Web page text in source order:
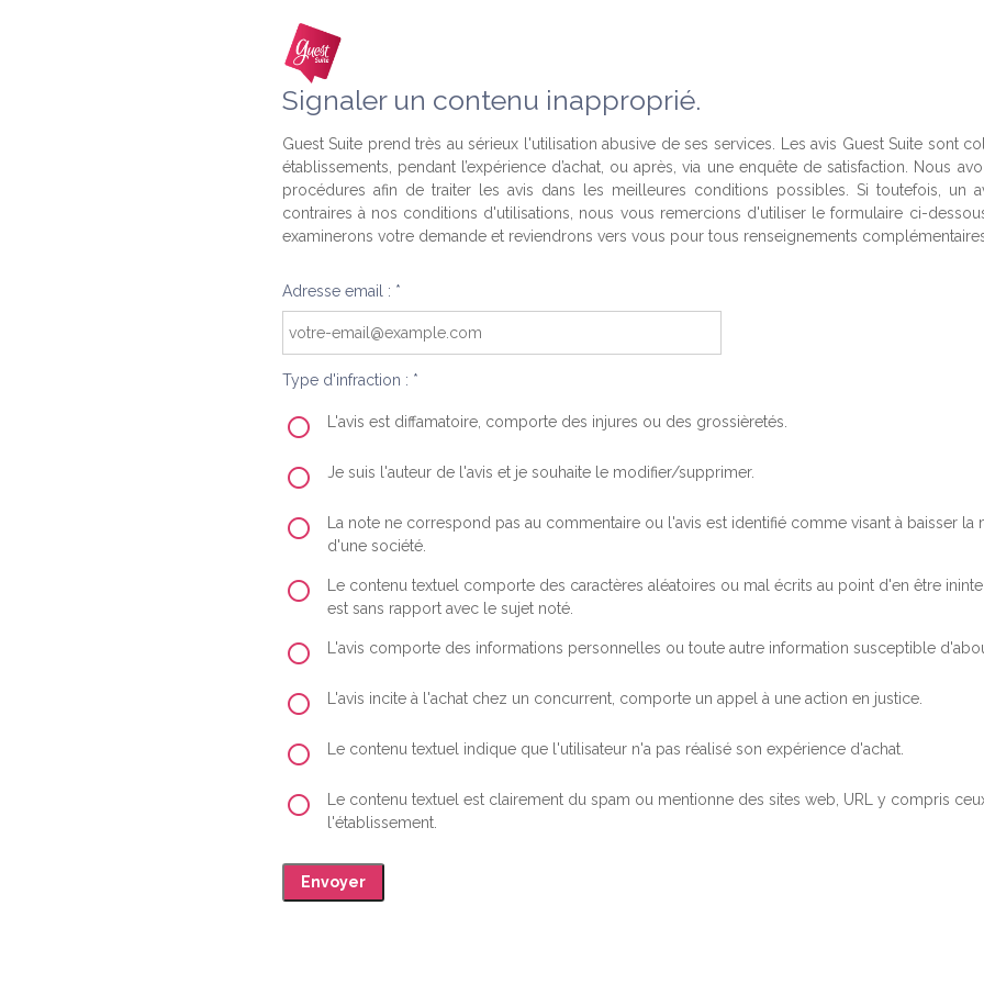
Signaler un contenu inapproprié.
Guest Suite prend très au sérieux l'utilisation abusive de ses services. Les avis Guest Suite sont
établissements, pendant l’expérience d’achat, ou après, via une enquête de satisfaction. Nous
procédures afin de traiter les avis dans les meilleures conditions possibles. Si toutefois, un
contraires à nos conditions d'utilisations, nous vous remercions d'utiliser le formulaire ci-
examinerons votre demande et reviendrons vers vous pour tous renseignements
Adresse email : *
Type d'infraction : *
L'avis est diffamatoire, comporte des injures ou des grossièretés.
Je suis l'auteur de l'avis et je souhaite le modifier/supprimer.
La note ne correspond pas au commentaire ou l'avis est identifié comme visant à baisser
d'une société.
Le contenu textuel comporte des caractères aléatoires ou mal écrits au point d'en être
est sans rapport avec le sujet noté.
L'avis comporte des informations personnelles ou toute autre information susceptible
L'avis incite à l'achat chez un concurrent, comporte un appel à une action en justice.
Le contenu textuel indique que l'utilisateur n'a pas réalisé son expérience d'achat.
Le contenu textuel est clairement du spam ou mentionne des sites web, URL y compris
l'établissement.
Envoyer